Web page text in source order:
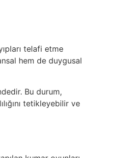
telafi etme
hem de duygusal
Bu durum,
tetikleyebilir ve